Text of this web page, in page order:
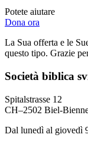
Potete aiutare
Dona ora
La Sua offerta e le
questo tipo. Grazie
Società biblica
Spitalstrasse 12
CH–2502 Biel-
Dal lunedì al giovedì